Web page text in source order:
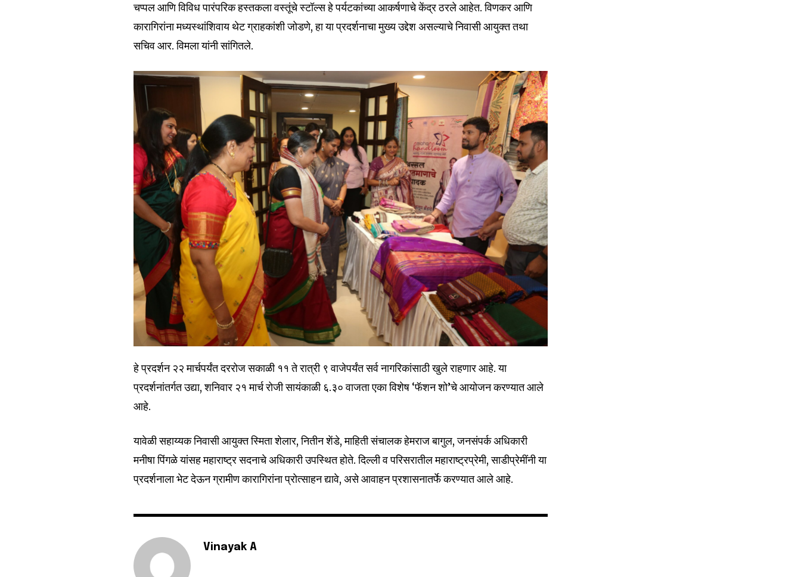
Join our community of
SUBSCRIBERS and be part
To subscribe, simply enter your email address on our website or click
the subscribe button below. Don't worry, we respect your privacy and
won't spam your inbox. Your information is safe with us.
I've read and accept the
Fans
32,111
Followers
चप्पल आणि विविध पारंपरिक हस्तकला वस्तूंचे स्टॉल्स हे पर्यटकांच्या आकर्षणाचे केंद्र ठरले आहेत. विणकर आणि
कारागिरांना मध्यस्थांशिवाय थेट ग्राहकांशी जोडणे, हा या प्रदर्शनाचा मुख्य उद्देश असल्याचे निवासी आयुक्त तथा
सचिव आर. विमला यांनी सांगितले.
हे प्रदर्शन २२ मार्चपर्यंत दररोज सकाळी ११ ते रात्री ९ वाजेपर्यंत सर्व नागरिकांसाठी खुले राहणार आहे. या
प्रदर्शनांतर्गत उद्या, शनिवार २१ मार्च रोजी सायंकाळी ६.३० वाजता एका विशेष ‘फॅशन शो’चे आयोजन करण्यात आले
आहे.
यावेळी सहाय्यक निवासी आयुक्त स्मिता शेलार, नितीन शेंडे, माहिती संचालक हेमराज बागुल, जनसंपर्क अधिकारी
मनीषा पिंगळे यांसह महाराष्ट्र सदनाचे अधिकारी उपस्थित होते. दिल्ली व परिसरातील महाराष्ट्रप्रेमी, साडीप्रेमींनी या
प्रदर्शनाला भेट देऊन ग्रामीण कारागिरांना प्रोत्साहन द्यावे, असे आवाहन प्रशासनातर्फे करण्यात आले आहे.
Vinayak A